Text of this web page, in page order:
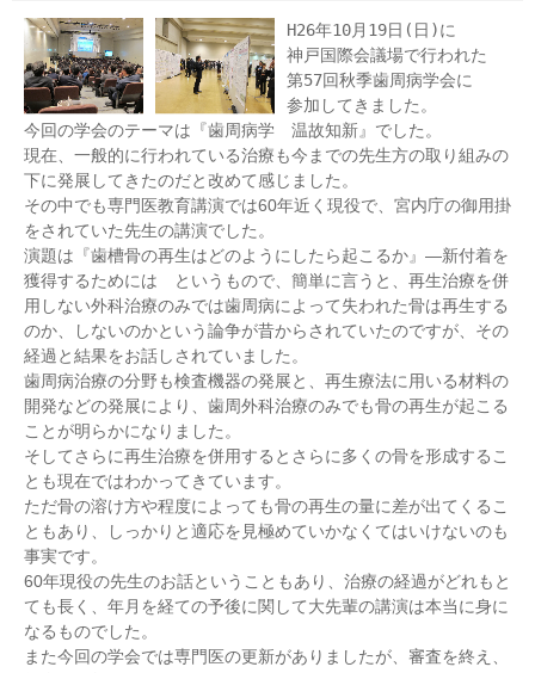
H26年10月19日(日)に
神戸国際会議場で行われた
第57回秋季歯周病学会に
参加してきました。
今回の学会のテーマは『歯周病学 温故知新』でした。
現在、一般的に行われている治療も今までの先生方の取り組みの
下に発展してきたのだと改めて感じました。
その中でも専門医教育講演では60年近く現役で、宮内庁の御用掛
をされていた先生の講演でした。
演題は『歯槽骨の再生はどのようにしたら起こるか』―新付着を
獲得するためには というもので、簡単に言うと、再生治療を併
用しない外科治療のみでは歯周病によって失われた骨は再生する
のか、しないのかという論争が昔からされていたのですが、その
経過と結果をお話しされていました。
歯周病治療の分野も検査機器の発展と、再生療法に用いる材料の
開発などの発展により、歯周外科治療のみでも骨の再生が起こる
ことが明らかになりました。
そしてさらに再生治療を併用するとさらに多くの骨を形成するこ
とも現在ではわかってきています。
ただ骨の溶け方や程度によっても骨の再生の量に差が出てくるこ
ともあり、しっかりと適応を見極めていかなくてはいけないのも
事実です。
60年現役の先生のお話ということもあり、治療の経過がどれもと
ても長く、年月を経ての予後に関して大先輩の講演は本当に身に
なるものでした。
また今回の学会では専門医の更新がありましたが、審査を終え、